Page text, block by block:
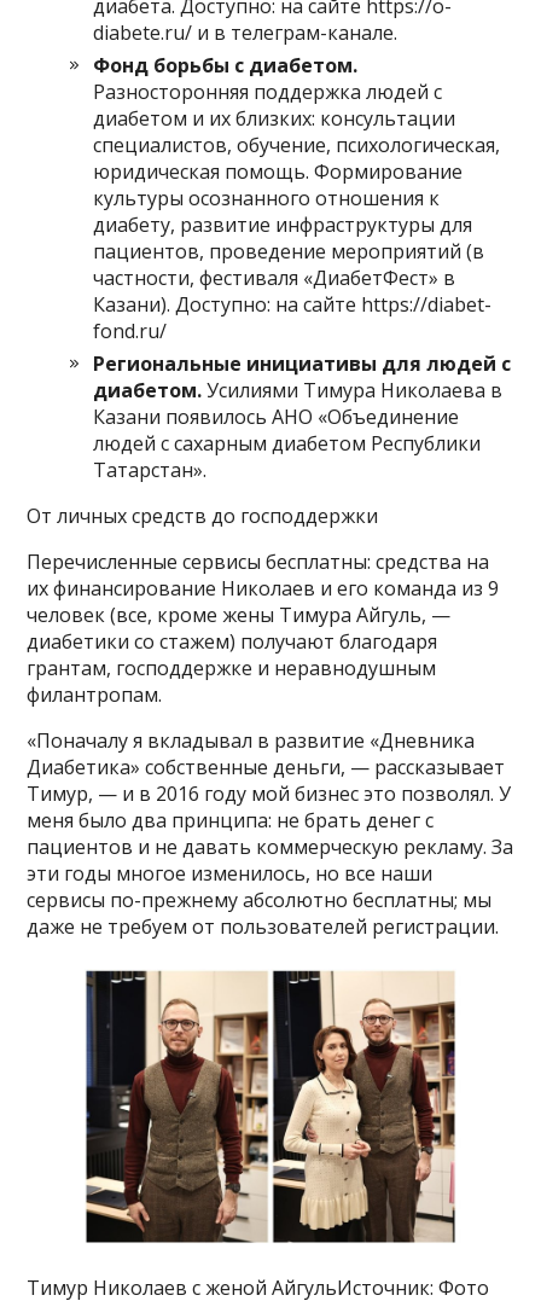
диабета. Доступно: на сайте https://o-
diabete.ru/ и в телеграм-канале.
Фонд борьбы с диабетом.
Разносторонняя поддержка людей с
диабетом и их близких: консультации
специалистов, обучение, психологическая,
юридическая помощь. Формирование
культуры осознанного отношения к
диабету, развитие инфраструктуры для
пациентов, проведение мероприятий (в
частности, фестиваля «ДиабетФест» в
Казани). Доступно: на сайте https://diabet-
fond.ru/
Региональные инициативы для людей с
диабетом.Усилиями Тимура Николаева в
Казани появилось АНО «Объединение
людей с сахарным диабетом Республики
Татарстан».
От личных средств до господдержки
Перечисленные сервисы бесплатны: средства на
их финансирование Николаев и его команда из 9
человек (все, кроме жены Тимура Айгуль, —
диабетики со стажем) получают благодаря
грантам, господдержке и неравнодушным
филантропам.
«Поначалу я вкладывал в развитие «Дневника
Диабетика» собственные деньги, — рассказывает
Тимур, — и в 2016 году мой бизнес это позволял. У
меня было два принципа: не брать денег с
пациентов и не давать коммерческую рекламу. За
эти годы многое изменилось, но все наши
сервисы по-прежнему абсолютно бесплатны; мы
даже не требуем от пользователей регистрации.
Тимур Николаев с женой АйгульИсточник: Фото